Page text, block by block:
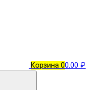
Корзина 00.00 ₽